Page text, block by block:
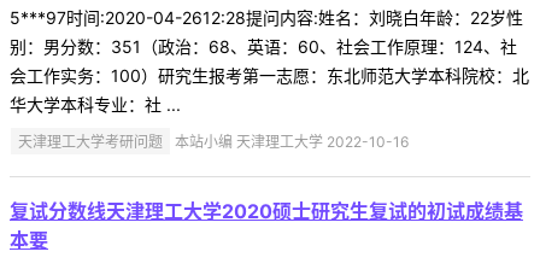
5***97时间:2020-04-2612:28提问内容:姓名：刘晓白年龄：22岁性
别：男分数：351（政治：68、英语：60、社会工作原理：124、社
会工作实务：100）研究生报考第一志愿：东北师范大学本科院校：北
华大学本科专业：社 ...
天津理工大学考研问题 本站小编 天津理工大学 2022-10-16
复试分数线天津理工大学2020硕士研究生复试的初试成绩基
本要